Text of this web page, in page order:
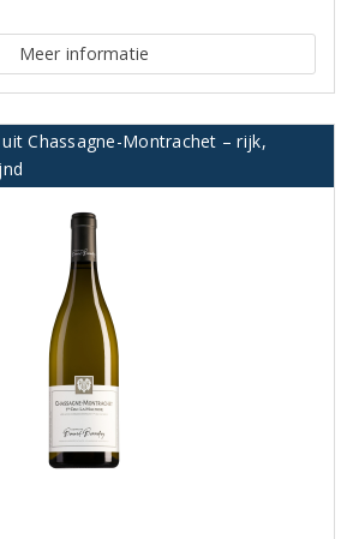
Meer informatie
Chassagne-Montrachet – rijk,